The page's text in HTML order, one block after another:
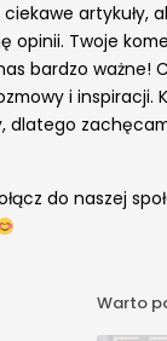
artykuły,
opinii. Twoje
bardzo ważne!
i inspiracji.
dlatego
do naszej
Warto